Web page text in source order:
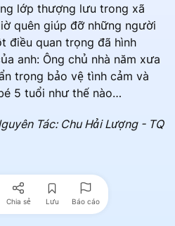
lớp thượng lưu trong xã
quên giúp đỡ những người
điều quan trọng đã hình
anh: Ông chủ nhà năm xưa
trọng bảo vệ tình cảm và
5 tuổi như thế nào…
Tác: Chu Hải Lượng - TQ
Chia sẻ Lưu Báo cáo